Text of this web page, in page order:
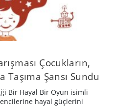
Çocukların,
Şansı Sundu
Bir Hayal Bir Oyun isimli
hayal güçlerini